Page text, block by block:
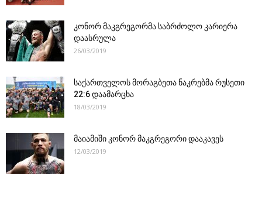
კონორ მაკგრეგორმა საბრძოლო კარიერა
დაასრულა
26/03/2019
საქართველოს მორაგბეთა ნაკრებმა რუსეთი
22:6 დაამარცხა
18/03/2019
მაიამიში კონორ მაკგრეგორი დააკავეს
12/03/2019